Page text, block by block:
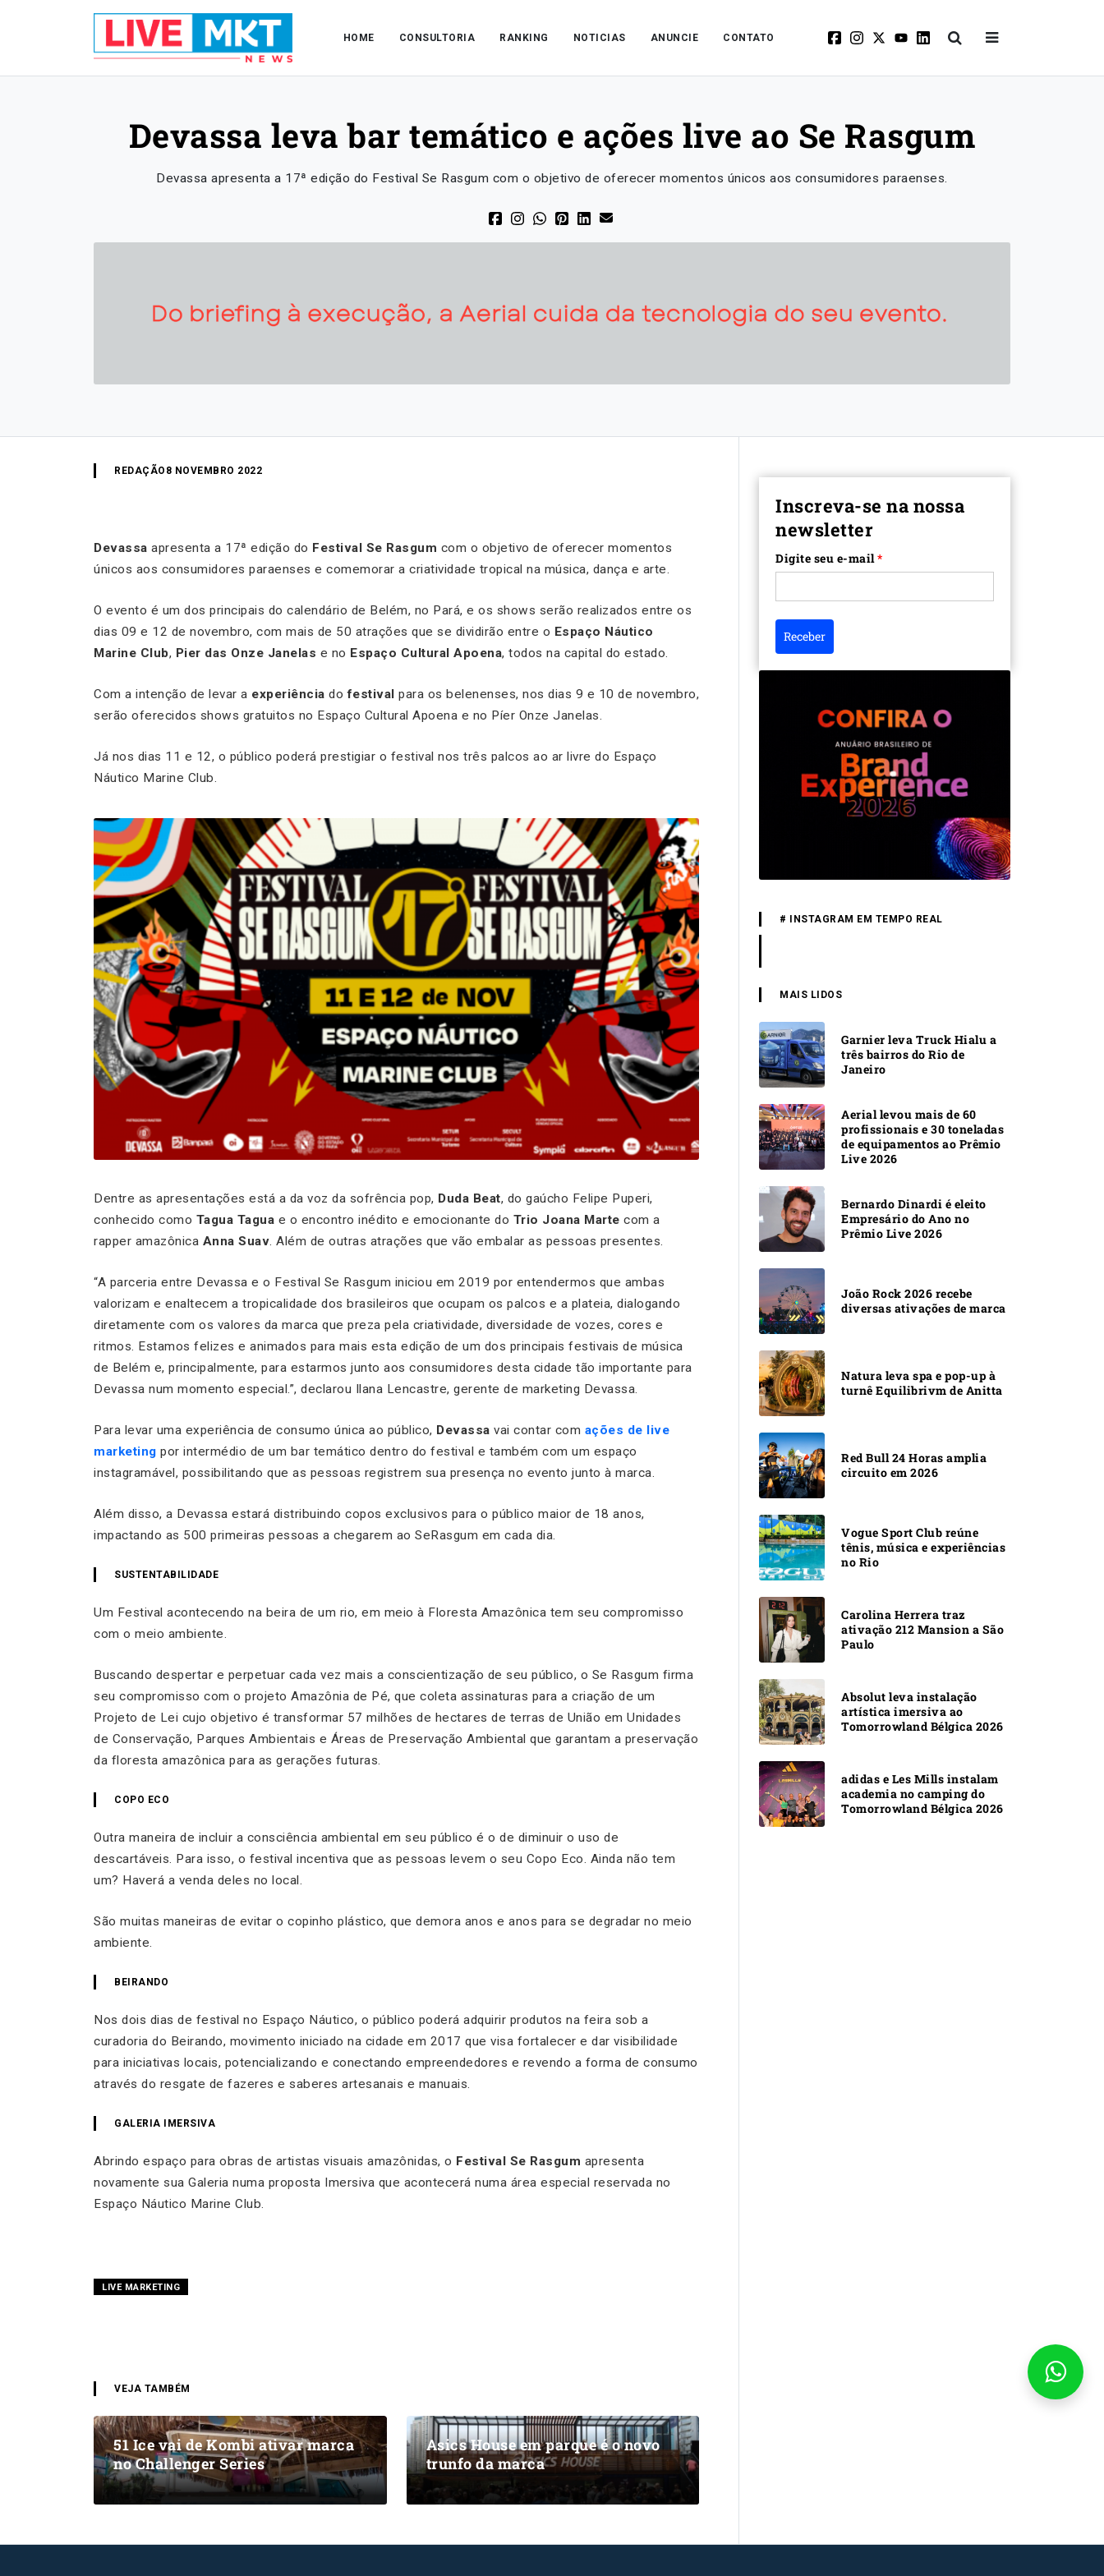
HOME CONSULTORIA RANKING NOTICIAS ANUNCIE CONTATO
Devassa leva bar temático e ações live ao Se Rasgum
Devassa apresenta a 17ª edição do Festival Se Rasgum com o objetivo de oferecer momentos únicos aos consumidores paraenses.
REDAÇÃO 8 NOVEMBRO 2022
Devassa apresenta a 17ª edição do Festival Se Rasgum com o objetivo de oferecer momentos
únicos aos consumidores paraenses e comemorar a criatividade tropical na música, dança e arte.
O evento é um dos principais do calendário de Belém, no Pará, e os shows serão realizados entre os
dias 09 e 12 de novembro, com mais de 50 atrações que se dividirão entre o Espaço Náutico
Marine Club, Pier das Onze Janelas e no Espaço Cultural Apoena, todos na capital do estado.
Com a intenção de levar a experiência dofestival para os belenenses, nos dias 9 e 10 de novembro,
serão oferecidos shows gratuitos no Espaço Cultural Apoena e no Píer Onze Janelas.
Já nos dias 11 e 12, o público poderá prestigiar o festival nos três palcos ao ar livre do Espaço
Náutico Marine Club.
Dentre as apresentações está a da voz da sofrência pop, Duda Beat, do gaúcho Felipe Puperi,
conhecido como Tagua Tagua e o encontro inédito e emocionante do Trio Joana Marte com a
rapper amazônica Anna Suav . Além de outras atrações que vão embalar as pessoas presentes.
“A parceria entre Devassa e o Festival Se Rasgum iniciou em 2019 por entendermos que ambas
valorizam e enaltecem a tropicalidade dos brasileiros que ocupam os palcos e a plateia, dialogando
diretamente com os valores da marca que preza pela criatividade, diversidade de vozes, cores e
ritmos. Estamos felizes e animados para mais esta edição de um dos principais festivais de música
de Belém e, principalmente, para estarmos junto aos consumidores desta cidade tão importante para
Devassa num momento especial.”, declarou Ilana Lencastre, gerente de marketing Devassa.
Para levar uma experiência de consumo única ao público, Devassa vai contar com ações de live
marketing por intermédio de um bar temático dentro do festival e também com um espaço
instagramável, possibilitando que as pessoas registrem sua presença no evento junto à marca.
Além disso, a Devassa estará distribuindo copos exclusivos para o público maior de 18 anos,
impactando as 500 primeiras pessoas a chegarem ao SeRasgum em cada dia.
SUSTENTABILIDADE
Um Festival acontecendo na beira de um rio, em meio à Floresta Amazônica tem seu compromisso
com o meio ambiente.
Buscando despertar e perpetuar cada vez mais a conscientização de seu público, o Se Rasgum firma
seu compromisso com o projeto Amazônia de Pé, que coleta assinaturas para a criação de um
Projeto de Lei cujo objetivo é transformar 57 milhões de hectares de terras de União em Unidades
de Conservação, Parques Ambientais e Áreas de Preservação Ambiental que garantam a preservação
da floresta amazônica para as gerações futuras.
COPO ECO
Outra maneira de incluir a consciência ambiental em seu público é o de diminuir o uso de
descartáveis. Para isso, o festival incentiva que as pessoas levem o seu Copo Eco. Ainda não tem
um? Haverá a venda deles no local.
São muitas maneiras de evitar o copinho plástico, que demora anos e anos para se degradar no meio
ambiente.
BEIRANDO
Nos dois dias de festival no Espaço Náutico, o público poderá adquirir produtos na feira sob a
curadoria do Beirando, movimento iniciado na cidade em 2017 que visa fortalecer e dar visibilidade
para iniciativas locais, potencializando e conectando empreendedores e revendo a forma de consumo
através do resgate de fazeres e saberes artesanais e manuais.
GALERIA IMERSIVA
Abrindo espaço para obras de artistas visuais amazônidas, o Festival Se Rasgum apresenta
novamente sua Galeria numa proposta Imersiva que acontecerá numa área especial reservada no
Espaço Náutico Marine Club.
LIVE MARKETING
VEJA TAMBÉM
51 Ice vai de Kombi ativar marca
no Challenger Series
Asics House em parque é o novo
trunfo da marca
Inscreva-se na nossa
newsletter
Digite seu e-mail*
Receber
# INSTAGRAM EM TEMPO REAL
MAIS LIDOS
Garnier leva Truck Hialu a
três bairros do Rio de
Janeiro
Aerial levou mais de 60
profissionais e 30 toneladas
de equipamentos ao Prêmio
Live 2026
Bernardo Dinardi é eleito
Empresário do Ano no
Prêmio Live 2026
João Rock 2026 recebe
diversas ativações de marca
Natura leva spa e pop-up à
turnê Equilibrivm de Anitta
Red Bull 24 Horas amplia
circuito em 2026
Vogue Sport Club reúne
tênis, música e experiências
no Rio
Carolina Herrera traz
ativação 212 Mansion a São
Paulo
Absolut leva instalação
artística imersiva ao
Tomorrowland Bélgica 2026
adidas e Les Mills instalam
academia no camping do
Tomorrowland Bélgica 2026